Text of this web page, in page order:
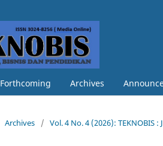
Forthcoming Archives
Archives / Vol. 4 No. 4 (2026): TEKNOBIS